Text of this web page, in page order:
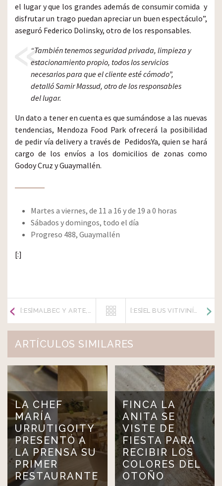
el lugar y que los grandes además de consumir comida y
disfrutar un trago puedan apreciar un buen espectáculo”,
aseguró Federico Dolinsky, otro de los responsables.
“También tenemos seguridad privada, limpieza y
estacionamiento propio, todos los servicios
necesarios para que el cliente esté cómodo”,
detalló Samir Massud, otro de los responsables
del lugar.
Un dato a tener en cuenta es que sumándose a las nuevas
tendencias, Mendoza Food Park ofrecerá la posibilidad
de pedir vía delivery a través de PedidosYa, quien se hará
cargo de los envíos a los domicilios de zonas como
Godoy Cruz y Guaymallén.
Martes a viernes, de 11 a 16 y de 19 a 0 horas
Sábados y domingos, todo el día
Progreso 488, Guaymallén
[:]
[:ES]MALBEC Y ARTE, PROTAGONISTAS DE LA BODEGA A16[:] [:ES]EL BUS VITIVINÍCOLA ESTRENÓ NUEVOS RECORRIDOS EN MAIPÚ Y EL VALLE DE UCO[:]
ARTÍCULOS SIMILARES
LA CHEF
MARÍA
URRUTIGOITY
PRESENTÓ A
LA PRENSA SU
PRIMER
RESTAURANTE
FINCA LA
ANITA SE
VISTE DE
FIESTA PARA
RECIBIR LOS
COLORES DEL
OTOÑO